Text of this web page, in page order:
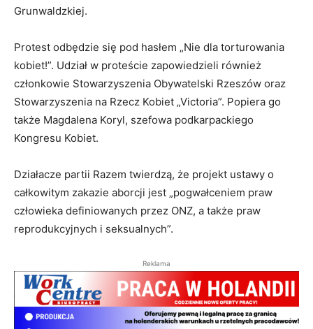
Grunwaldzkiej.
Protest odbędzie się pod hasłem „Nie dla torturowania
kobiet!”. Udział w proteście zapowiedzieli również
członkowie Stowarzyszenia Obywatelski Rzeszów oraz
Stowarzyszenia na Rzecz Kobiet „Victoria”. Popiera go
także Magdalena Koryl, szefowa podkarpackiego
Kongresu Kobiet.
Działacze partii Razem twierdzą, że projekt ustawy o
całkowitym zakazie aborcji jest „pogwałceniem praw
człowieka definiowanych przez ONZ, a także praw
reprodukcyjnych i seksualnych”.
Reklama